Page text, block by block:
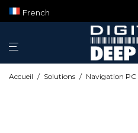
French
Accueil / Solutions / Navigation PC